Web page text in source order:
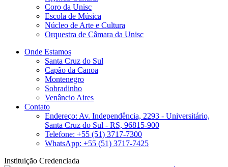
Coro da Unisc
Escola de Música
Núcleo de Arte e Cultura
Orquestra de Câmara da Unisc
Onde Estamos
Santa Cruz do Sul
Capão da Canoa
Montenegro
Sobradinho
Venâncio Aires
Contato
Endereço: Av. Independência, 2293 - Universitário,
Santa Cruz do Sul - RS, 96815-900
Telefone: +55 (51) 3717-7300
WhatsApp: +55 (51) 3717-7425
Instituição Credenciada